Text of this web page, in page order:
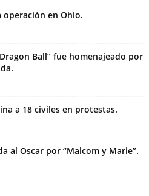
operación en Ohio.
Ball” fue homenajeado por
a 18 civiles en protestas.
al Oscar por “Malcom y Marie”.